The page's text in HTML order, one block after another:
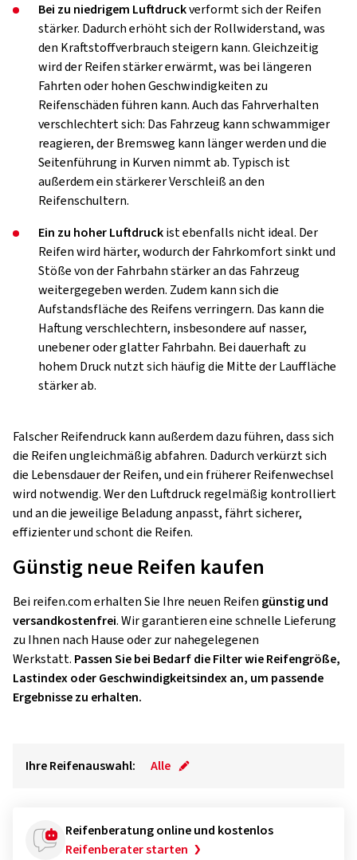
Bei zu niedrigem Luftdruckverformt sich der Reifen
stärker. Dadurch erhöht sich der Rollwiderstand, was
den Kraftstoffverbrauch steigern kann. Gleichzeitig
wird der Reifen stärker erwärmt, was bei längeren
Fahrten oder hohen Geschwindigkeiten zu
Reifenschäden führen kann. Auch das Fahrverhalten
verschlechtert sich: Das Fahrzeug kann schwammiger
reagieren, der Bremsweg kann länger werden und die
Seitenführung in Kurven nimmt ab. Typisch ist
außerdem ein stärkerer Verschleiß an den
Reifenschultern.
Ein zu hoher Luftdruckist ebenfalls nicht ideal. Der
Reifen wird härter, wodurch der Fahrkomfort sinkt und
Stöße von der Fahrbahn stärker an das Fahrzeug
weitergegeben werden. Zudem kann sich die
Aufstandsfläche des Reifens verringern. Das kann die
Haftung verschlechtern, insbesondere auf nasser,
unebener oder glatter Fahrbahn. Bei dauerhaft zu
hohem Druck nutzt sich häufig die Mitte der Lauffläche
stärker ab.
Falscher Reifendruck kann außerdem dazu führen, dass sich
die Reifen ungleichmäßig abfahren. Dadurch verkürzt sich
die Lebensdauer der Reifen, und ein früherer Reifenwechsel
wird notwendig. Wer den Luftdruck regelmäßig kontrolliert
und an die jeweilige Beladung anpasst, fährt sicherer,
effizienter und schont die Reifen.
Günstig neue Reifen kaufen
Bei reifen.com erhalten Sie Ihre neuen Reifen günstig und
versandkostenfrei. Wir garantieren eine schnelle Lieferung
zu Ihnen nach Hause oder zur nahegelegenen
Werkstatt. Passen Sie bei Bedarf die Filter wie Reifengröße,
Lastindex oder Geschwindigkeitsindex an, um passende
Ergebnisse zu erhalten.
Ihre Reifenauswahl: Alle
Reifenberatung online und kostenlos
Reifenberater starten